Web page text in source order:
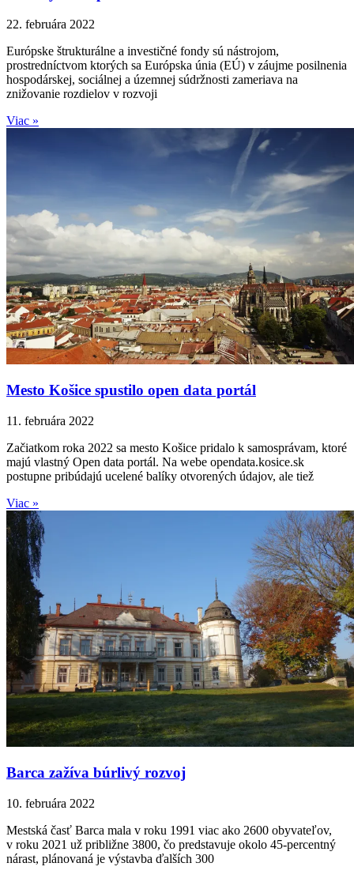
22. februára 2022
Európske štrukturálne a investičné fondy sú nástrojom,
prostredníctvom ktorých sa Európska únia (EÚ) v záujme posilnenia
hospodárskej, sociálnej a územnej súdržnosti zameriava na
znižovanie rozdielov v rozvoji
Viac »
Mesto Košice spustilo open data portál
11. februára 2022
Začiatkom roka 2022 sa mesto Košice pridalo k samosprávam, ktoré
majú vlastný Open data portál. Na webe opendata.kosice.sk
postupne pribúdajú ucelené balíky otvorených údajov, ale tiež
Viac »
Barca zažíva búrlivý rozvoj
10. februára 2022
Mestská časť Barca mala v roku 1991 viac ako 2600 obyvateľov,
v roku 2021 už približne 3800, čo predstavuje okolo 45-percentný
nárast, plánovaná je výstavba ďalších 300